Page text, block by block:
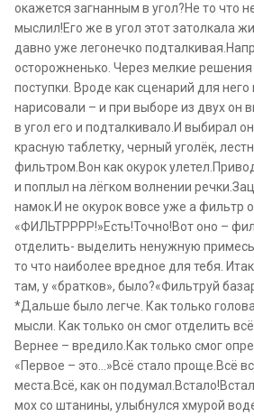
окажется загнанным в угол?Не то что
мыслил!Его же в угол этот затолкала
давно уже легонечко
осторожненько. Через мелкие
поступки. Вроде как сценарий для
нарисовали – и при выборе из двух он
в угол его и подталкивало.И выбирал
красную таблетку, черный уголёк,
фильтром.Вон как окурок
и поплыл на лёгком волнении
намок.И не окурок вовсе уже а фильтр
«ФИЛЬТРРРР!»Есть!Точно!Вот оно –
отделить- выделить ненужную
то что наиболее вредное для тебя.
там, у «братков», было?«Фильтруй
*Дальше было легче. Как только
мысли. Как только он смог отделить
Вернее – вредило.Как только смог
«Первое – это…»Всё стало проще.Всё
места.Всё, как он
мох со штанины, улыбнулся хмурой